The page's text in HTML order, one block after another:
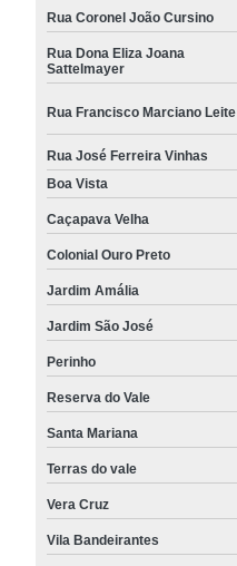
Rua Coronel João Cursino
Rua Dona Eliza Joana
Sattelmayer
Rua Francisco Marciano Leite
Rua José Ferreira Vinhas
Boa Vista
Caçapava Velha
Colonial Ouro Preto
Jardim Amália
Jardim São José
Perinho
Reserva do Vale
Santa Mariana
Terras do vale
Vera Cruz
Vila Bandeirantes